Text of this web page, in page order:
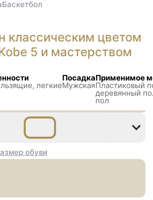
Баскетбол
классическим цветом
5 и мастерством
легкие
Посадка
Мужская
Применимое
Пластиковый
деревянный
пол
43
обуви